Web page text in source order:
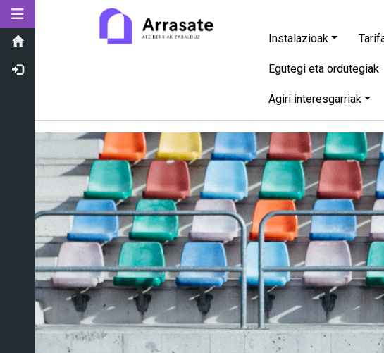
Toggle navigation
Instalazioak
Egutegi eta ordutegiak
Agiri interesgarriak